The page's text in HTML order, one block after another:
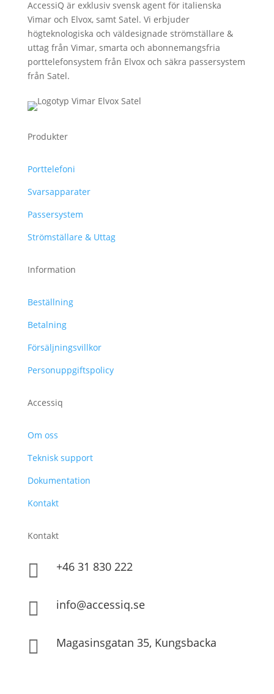
AccessiQ är exklusiv svensk agent för italienska
Vimar och Elvox, samt Satel. Vi erbjuder
högteknologiska och väldesignade strömställare &
uttag från Vimar, smarta och abonnemangsfria
porttelefonsystem från Elvox och säkra passersystem
från Satel.
Produkter
Porttelefoni
Svarsapparater
Passersystem
Strömställare & Uttag
Information
Beställning
Betalning
Försäljningsvillkor
Personuppgiftspolicy
Accessiq
Om oss
Teknisk support
Dokumentation
Kontakt
Kontakt
 +46 31 830 222
 info@accessiq.se
 Magasinsgatan 35, Kungsbacka